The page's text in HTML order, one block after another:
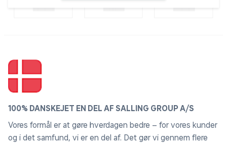
100% DANSKEJET EN DEL AF SALLING GROUP A/S
Vores formål er at gøre hverdagen bedre – for vores kunder
og i det samfund, vi er en del af. Det gør vi gennem flere